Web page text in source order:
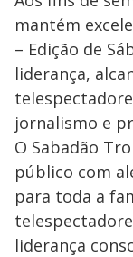
mantém
– Edição de
liderança,
jornalismo e
O Sabadão
público com
para toda a
liderança